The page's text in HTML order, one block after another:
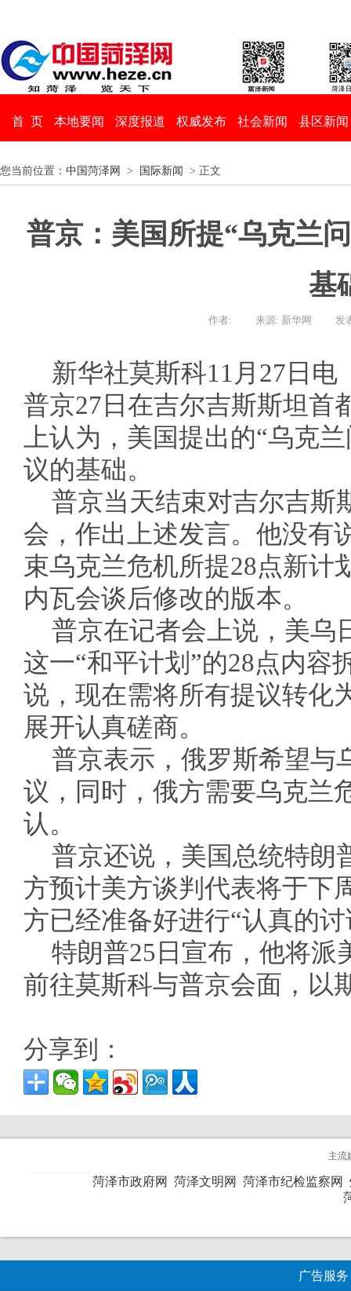
首 页 本地要闻 深度报道 权威发布 社会新闻 县区新闻
您当前位置： 中国菏泽网 > 国际新闻 > 正文
普京：美国所提“乌克兰
基
作者: 来源: 新华网 发
新华社莫斯科11月27日
普京27日在吉尔吉斯斯坦首
上认为，美国提出的“乌克
议的基础。
普京当天结束对吉尔吉斯
会，作出上述发言。他没有
束乌克兰危机所提28点新计
内瓦会谈后修改的版本。
普京在记者会上说，美乌
这一“和平计划”的28点内容
说，现在需将所有提议转化
展开认真磋商。
普京表示，俄罗斯希望与
议，同时，俄方需要乌克兰
认。
普京还说，美国总统特朗
方预计美方谈判代表将于下
方已经准备好进行“认真的讨
特朗普25日宣布，他将派
前往莫斯科与普京会面，以
分享到：
主流
菏泽市政府网 菏泽文明网 菏泽市纪检监察网
广告服务